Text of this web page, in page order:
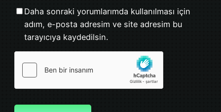
Daha sonraki yorumlarımda kullanılması için
adım, e-posta adresim ve site adresim bu
tarayıcıya kaydedilsin.